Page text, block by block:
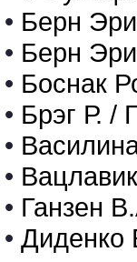
• Берн
• Берн
• Боснак
• Брэг Р. /
•
•
• Ганзен
• Диденко